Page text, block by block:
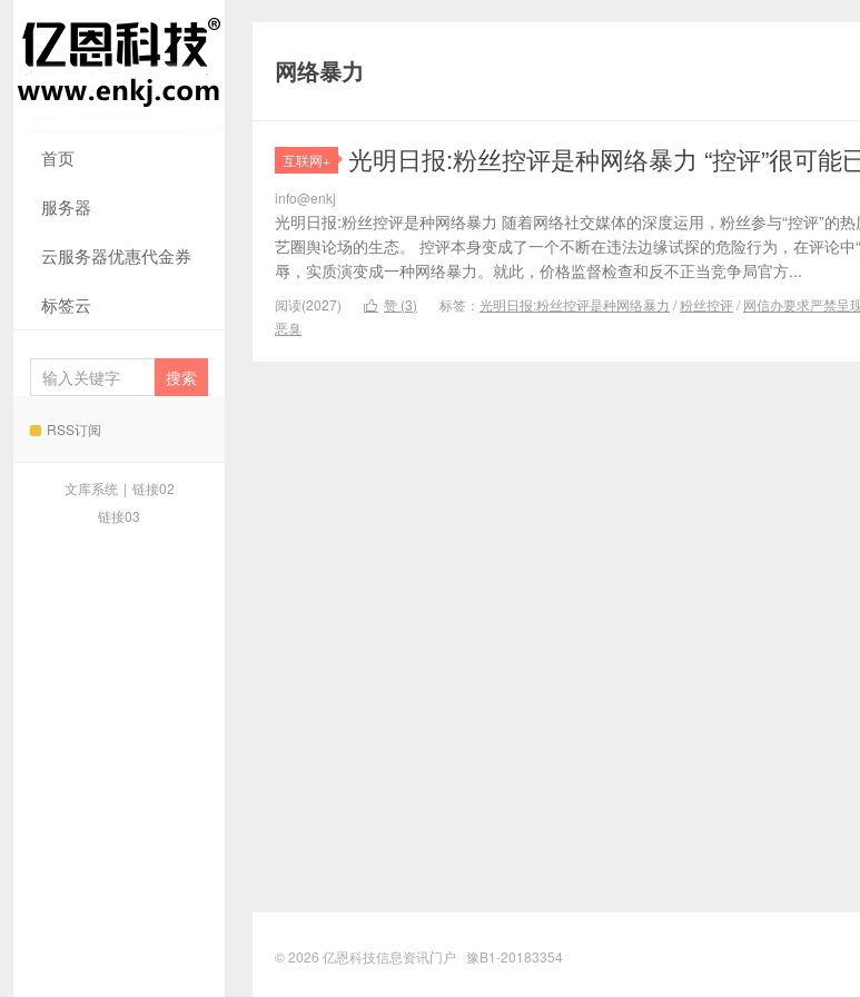
首页
服务器
云服务器优惠代金券
标签云
RSS订阅
文库系统 | 链接02
链接03
网络暴力
互联网+ 光明日报:粉丝控评是种网络暴力 “控评”很可能
info@enkj
光明日报:粉丝控评是种网络暴力 随着网络社交媒体的深度运用，粉丝参与“控评”的
艺圈舆论场的生态。 控评本身变成了一个不断在违法边缘试探的危险行为，在评论中
辱，实质演变成一种网络暴力。就此，价格监督检查和反不正当竞争局官方...
阅读(2027)  赞 (3) 标签： 光明日报:粉丝控评是种网络暴力 / 粉丝控评/ 网信办要求严禁呈
恶臭
© 2026 亿恩科技信息资讯门户 豫B1-20183354